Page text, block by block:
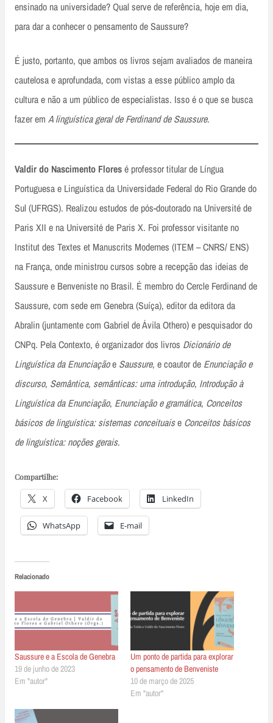
ensinado na universidade? Qual serve de referência, hoje em dia,
para dar a conhecer o pensamento de Saussure?
É justo, portanto, que ambos os livros sejam avaliados de maneira
cautelosa e aprofundada, com vistas a esse público amplo da
cultura e não a um público de especialistas. Isso é o que se busca
fazer em A linguística geral de Ferdinand de Saussure.
Valdir do Nascimento Floresé professor titular de Língua
Portuguesa e Linguística da Universidade Federal do Rio Grande do
Sul (UFRGS). Realizou estudos de pós-doutorado na Université de
Paris XII e na Université de Paris X. Foi professor visitante no
Institut des Textes et Manuscrits Modernes (ITEM – CNRS/ ENS)
na França, onde ministrou cursos sobre a recepção das ideias de
Saussure e Benveniste no Brasil. É membro do Cercle Ferdinand de
Saussure, com sede em Genebra (Suíça), editor da editora da
Abralin (juntamente com Gabriel de Ávila Othero) e pesquisador do
CNPq. Pela Contexto, é organizador dos livros Dicionário de
Linguística da Enunciaçãoe Saussure, e coautor de Enunciação e
discurso, Semântica, semânticas: uma introdução, Introdução à
Linguística da Enunciação, Enunciação e gramática, Conceitos
básicos de linguística: sistemas conceituaise Conceitos básicos
de linguística: noções gerais.
Compartilhe:
X Facebook LinkedIn
WhatsApp E-mail
Relacionado
Saussure e a Escola de Genebra
19 de junho de 2023
Em "autor"
Um ponto de partida para explorar
o pensamento de Benveniste
10 de março de 2025
Em "autor"